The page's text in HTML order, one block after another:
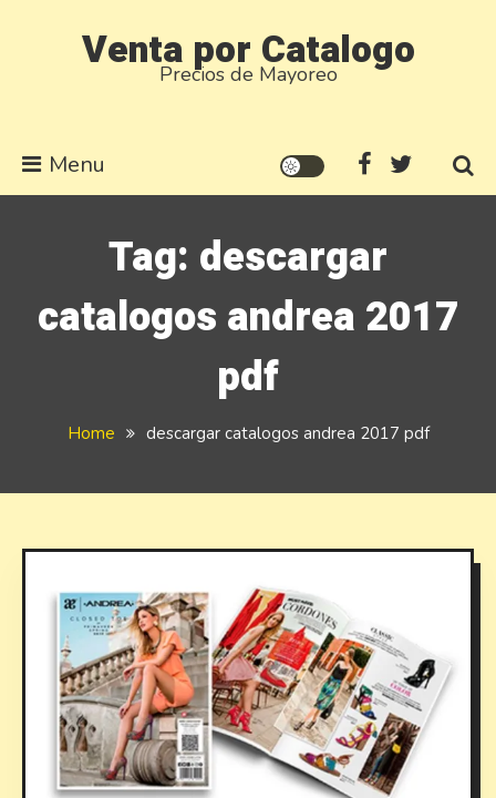
Venta por Catalogo
Precios de Mayoreo
Menu
Tag: descargar
catalogos andrea 2017
pdf
Home descargar catalogos andrea 2017 pdf